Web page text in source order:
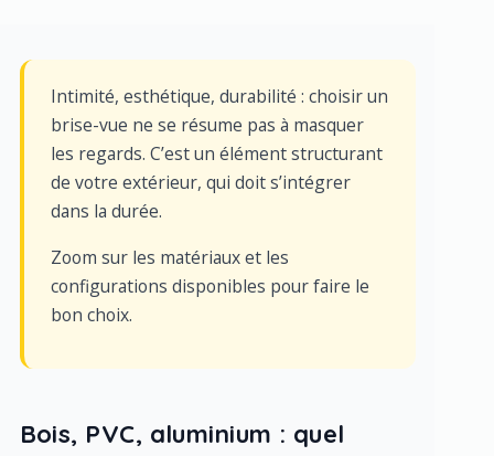
Intimité, esthétique, durabilité : choisir un
brise-vue ne se résume pas à masquer
les regards. C’est un élément structurant
de votre extérieur, qui doit s’intégrer
dans la durée.
Zoom sur les matériaux et les
configurations disponibles pour faire le
bon choix.
Bois, PVC, aluminium : quel